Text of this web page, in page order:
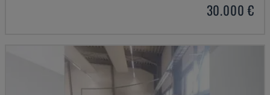
30.000 €